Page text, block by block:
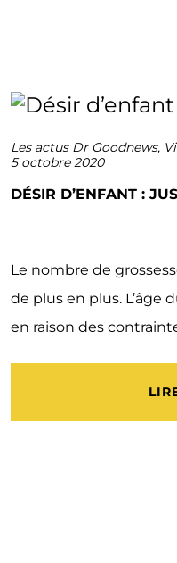
Les actus Dr Goodnews,
5 octobre 2020
DÉSIR D’ENFANT :
Le nombre de
de plus en plus. L’âge
en raison des